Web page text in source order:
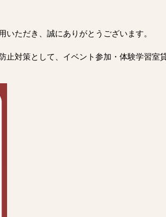
いただき、誠にありがとうございます。
止対策として、イベント参加・体験学習室